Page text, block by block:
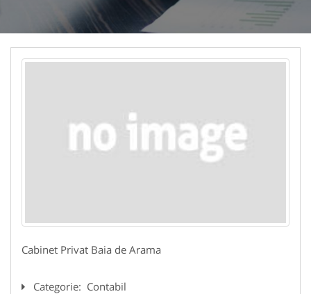
Cabinet Privat Baia de Arama
Categorie: Contabil